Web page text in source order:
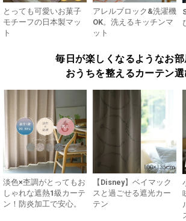
とっても可愛いお菓子
モチーフの日本製マッ
ト
アレルブロック&洗濯機
OK。洗えるキッチンマ
ット
毎日が楽しくなるようなお部
おうちを整えるカーテン選
淡色×杢調がとってもお
しゃれな遮熱1級カーテ
ン！防炎加工で安心。
【Disney】ベイマック
スと過ごせる遮光カー
テン